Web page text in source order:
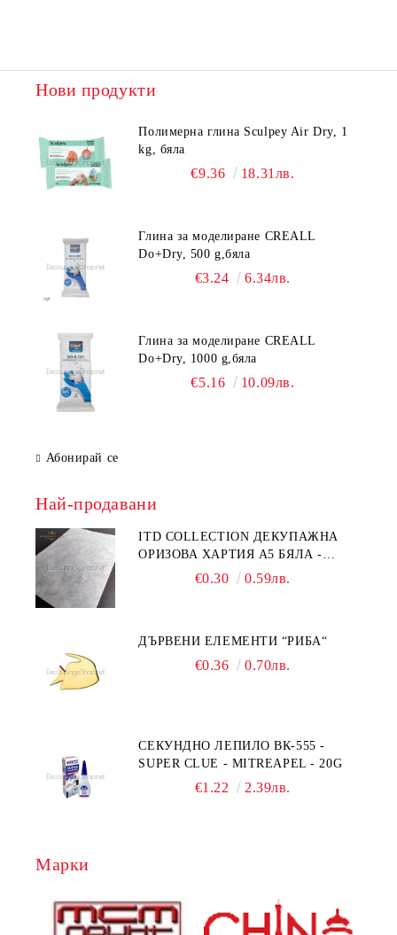
Нови продукти
Полимерна глина Sculpey Air Dry, 1
kg, бяла
€9.36 18.31лв.
Глина за моделиране CREALL
Do+Dry, 500 g,бяла
€3.24 6.34лв.
Глина за моделиране CREALL
Do+Dry, 1000 g,бяла
€5.16 10.09лв.
Абонирай се
Най-продавани
ITD COLLECTION ДЕКУПАЖНА
ОРИЗОВА ХАРТИЯ А5 БЯЛА -
€0.30 0.59лв.
ДЪРВЕНИ ЕЛЕМЕНТИ “РИБА“
€0.36 0.70лв.
СЕКУНДНО ЛЕПИЛО ВК-555 -
SUPER CLUE - MITREAPEL - 20G
€1.22 2.39лв.
Марки